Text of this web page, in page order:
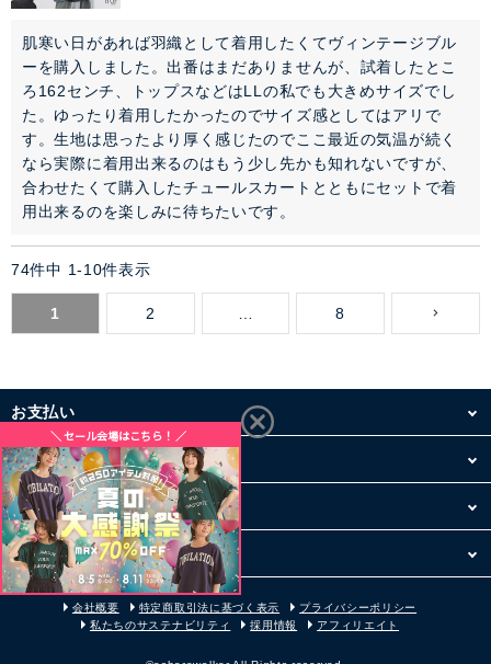
肌寒い日があれば羽織として着用したくてヴィンテージブル
ーを購入しました。出番はまだありませんが、試着したとこ
ろ162センチ、トップスなどはLLの私でも大きめサイズでし
た。ゆったり着用したかったのでサイズ感としてはアリで
す。生地は思ったより厚く感じたのでここ最近の気温が続く
なら実際に着用出来るのはもう少し先かも知れないですが、
合わせたくて購入したチュールスカートとともにセットで着
用出来るのを楽しみに待ちたいです。
74件中 1-10件表示
1 2 8
お支払い
配送・送料
お買い物について
その他
会社概要 特定商取引法に基づく表示
プライバシーポリシー
私たちのサステナビリティ
採用情報 アフィリエイト